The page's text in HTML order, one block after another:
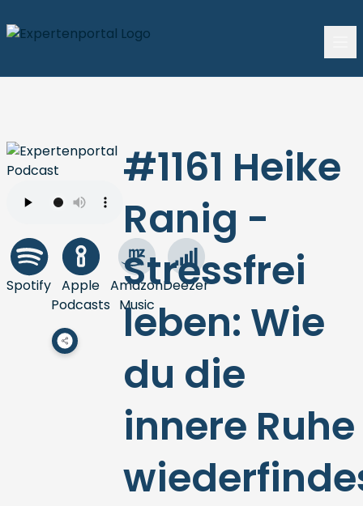
Spotify Apple
Podcasts
Amazon
Music
Deezer
#1161 Heike
Ranig -
Stressfrei
leben: Wie
du die
innere Ruhe